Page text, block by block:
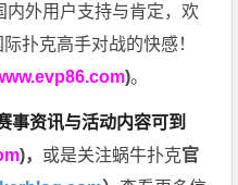
内外用户支持与肯定，欢
扑克高手对战的快感！
)。
事资讯与活动内容可到
)， 或是关注蜗牛扑克官